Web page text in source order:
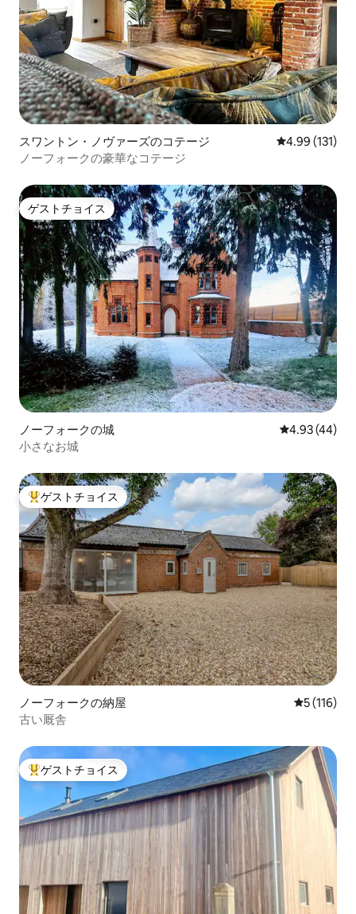
スワントン・ノヴァーズのコテージ レビュー131
4.99 (131)
ノーフォークの豪華なコテージ
ゲストチョイス
ゲストチョイス
ノーフォークの城 レビュー44
4.93 (44)
小さなお城
大好評のゲストチョイスです。
ゲストチョイス
ノーフォークの納屋 レビュー
5 (116)
古い厩舎
大好評のゲストチョイスです。
ゲストチョイス